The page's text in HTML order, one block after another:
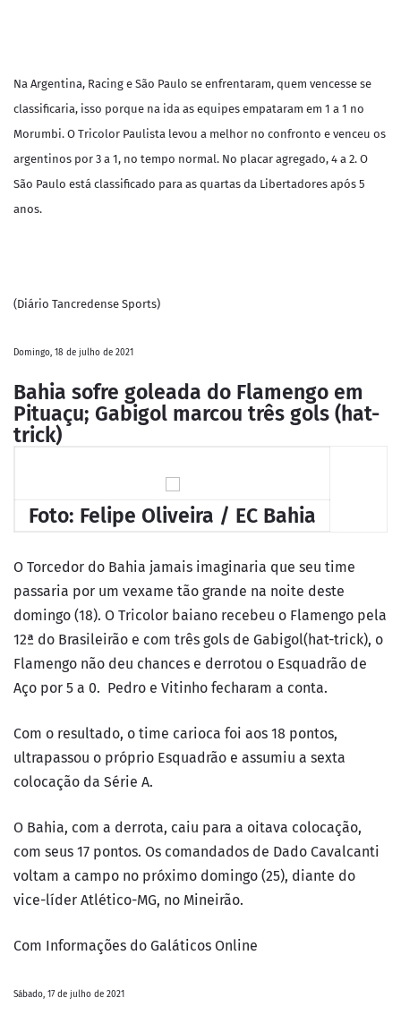
Na Argentina, Racing e São Paulo se enfrentaram, quem vencesse se
classificaria, isso porque na ida as equipes empataram em 1 a 1 no
Morumbi. O Tricolor Paulista levou a melhor no confronto e venceu os
argentinos por 3 a 1, no tempo normal. No placar agregado, 4 a 2. O
São Paulo está classificado para as quartas da Libertadores após 5
anos.
(Diário Tancredense Sports)
Domingo, 18 de julho de 2021
Bahia sofre goleada do Flamengo em
Pituaçu; Gabigol marcou três gols (hat-
trick)
Foto: Felipe Oliveira / EC Bahia
O Torcedor do Bahia jamais imaginaria que seu time
passaria por um vexame tão grande na noite deste
domingo (18). O Tricolor baiano recebeu o Flamengo pela
12ª do Brasileirão e com três gols de Gabigol(hat-trick), o
Flamengo não deu chances e derrotou o Esquadrão de
Aço por 5 a 0. Pedro e Vitinho fecharam a conta.
Com o resultado, o time carioca foi aos 18 pontos,
ultrapassou o próprio Esquadrão e assumiu a sexta
colocação da Série A.
O Bahia, com a derrota, caiu para a oitava colocação,
com seus 17 pontos. Os comandados de Dado Cavalcanti
voltam a campo no próximo domingo (25), diante do
vice-líder Atlético-MG, no Mineirão.
Com Informações do Galáticos Online
Sábado, 17 de julho de 2021